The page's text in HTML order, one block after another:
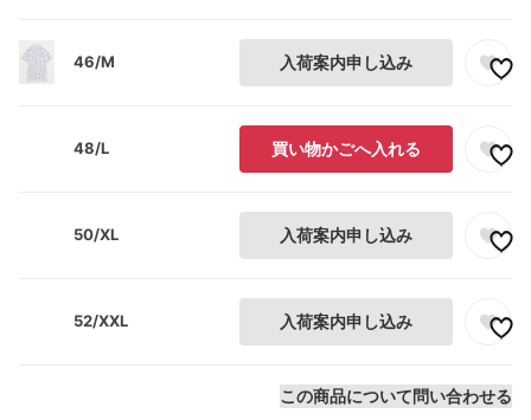
46/M 入荷案内申し込み
48/L 買い物かごへ入れる
50/XL 入荷案内申し込み
52/XXL 入荷案内申し込み
この商品について問い合わせる